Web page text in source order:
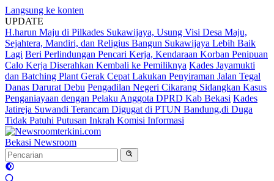
Langsung ke konten
UPDATE
H.harun Maju di Pilkades Sukawijaya, Usung Visi Desa Maju,
Sejahtera, Mandiri, dan Religius Bangun Sukawijaya Lebih Baik
Lagi Beri Perlindungan Pencari Kerja, Kendaraan Korban Penipuan
Calo Kerja Diserahkan Kembali ke Pemiliknya Kades Jayamukti
dan Batching Plant Gerak Cepat Lakukan Penyiraman Jalan Tegal
Danas Darurat Debu Pengadilan Negeri Cikarang Sidangkan Kasus
Penganiayaan dengan Pelaku Anggota DPRD Kab Bekasi Kades
Jatireja Suwandi Terancam Digugat di PTUN Bandung,di Duga
Tidak Patuhi Putusan Inkrah Komisi Informasi
Bekasi Newsroom